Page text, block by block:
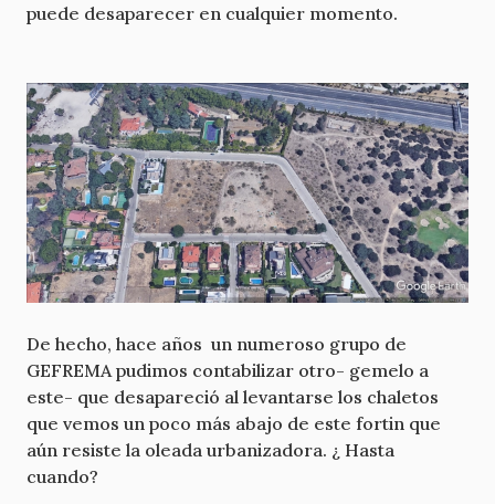
puede desaparecer en cualquier momento.
De hecho, hace años un numeroso grupo de
GEFREMA pudimos contabilizar otro- gemelo a
este- que desapareció al levantarse los chaletos
que vemos un poco más abajo de este fortin que
aún resiste la oleada urbanizadora. ¿ Hasta
cuando?